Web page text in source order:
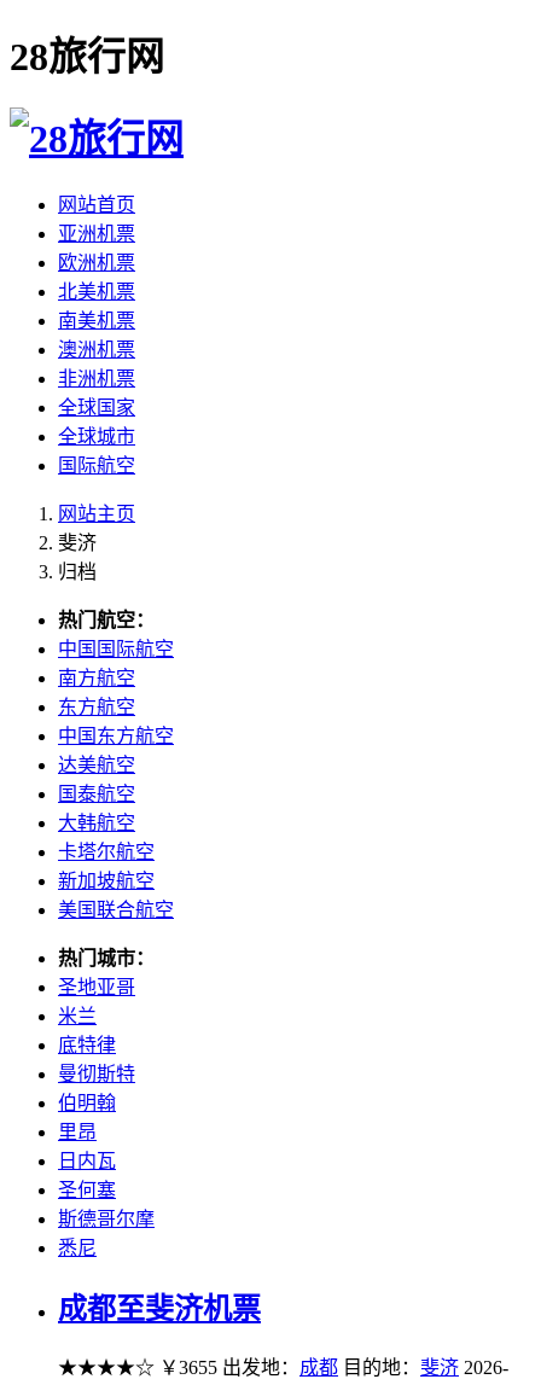
28旅行网
网站首页
亚洲机票
欧洲机票
北美机票
南美机票
澳洲机票
非洲机票
全球国家
全球城市
国际航空
网站主页
斐济
归档
热门航空：
中国国际航空
南方航空
东方航空
中国东方航空
达美航空
国泰航空
大韩航空
卡塔尔航空
新加坡航空
美国联合航空
热门城市：
圣地亚哥
米兰
底特律
曼彻斯特
伯明翰
里昂
日内瓦
圣何塞
斯德哥尔摩
悉尼
成都至斐济机票
★★★★☆ ￥3655 出发地： 成都 目的地： 斐济 2026-